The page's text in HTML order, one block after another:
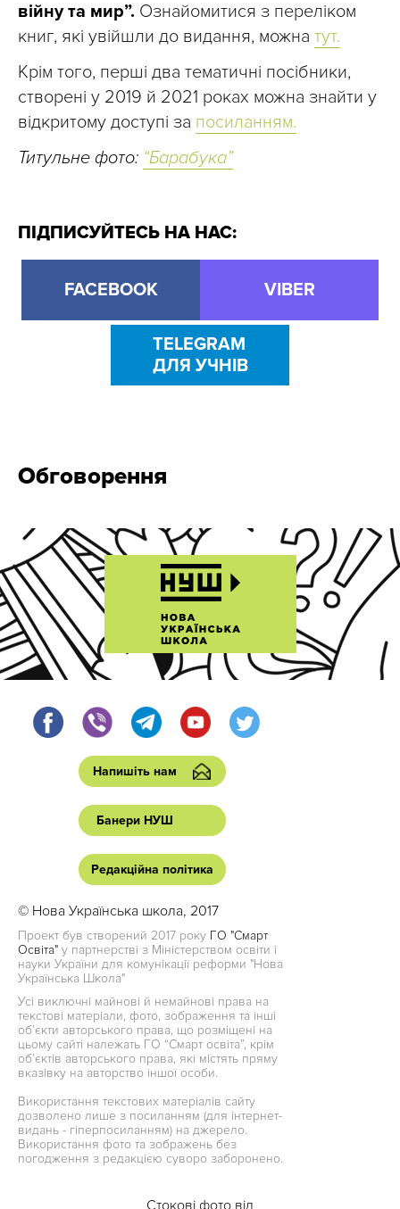
війну та мир”. Ознайомитися з переліком
книг, які увійшли до видання, можна тут.
Крім того, перші два тематичні посібники,
створені у 2019 й 2021 роках можна знайти у
відкритому доступі за посиланням.
Титульне фото: “Барабука”
ПІДПИСУЙТЕСЬ НА НАС:
FACEBOOK VIBER
TELEGRAM
ДЛЯ УЧНІВ
Обговорення
Напишіть нам
Банери НУШ
Редакційна політика
© Нова Українська школа, 2017
Проект був створений 2017 року ГО "Смарт
Освіта" у партнерстві з Міністерством освіти і
науки України для комунікації реформи "Нова
Українська Школа"
Усі виключні майнові й немайнові права на
текстові матеріали, фото, зображення та інші
об’єкти авторського права, що розміщені на
цьому сайті належать ГО “Смарт освіта”, крім
об’єктів авторського права, які містять пряму
вказівку на авторство іншої особи.
Використання текстових матеріалів сайту
дозволено лише з посиланням (для інтернет-
видань - гіперпосиланням) на джерело.
Використання фото та зображень без
погодження з редакцією суворо заборонено.